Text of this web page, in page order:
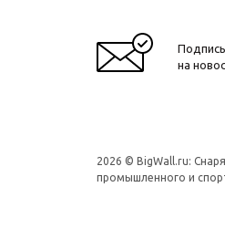
на
2026 © BigWall.ru:
промышленного и